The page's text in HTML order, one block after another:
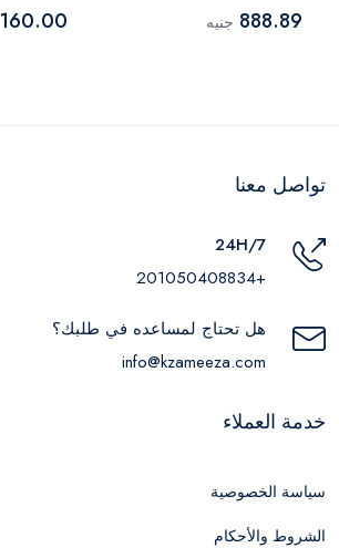
888.89 جنيه 160.00
تواصل معنا
24H/7
+201050408834
هل تحتاج لمساعده في طلبك؟
info@kzameeza.com
خدمة العملاء
سياسة الخصوصية
الشروط والأحكام